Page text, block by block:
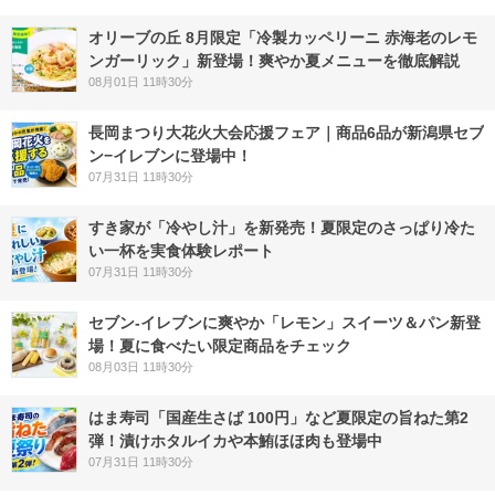
オリーブの丘 8月限定「冷製カッペリーニ 赤海老のレモ
ンガーリック」新登場！爽やか夏メニューを徹底解説
08月01日 11時30分
長岡まつり大花火大会応援フェア｜商品6品が新潟県セブ
ン−イレブンに登場中！
07月31日 11時30分
すき家が「冷やし汁」を新発売！夏限定のさっぱり冷た
い一杯を実食体験レポート
07月31日 11時30分
セブン‐イレブンに爽やか「レモン」スイーツ＆パン新登
場！夏に食べたい限定商品をチェック
08月03日 11時30分
はま寿司「国産生さば 100円」など夏限定の旨ねた第2
弾！漬けホタルイカや本鮪ほほ肉も登場中
07月31日 11時30分